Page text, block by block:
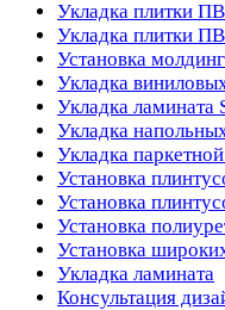
Укладка плитки
Укладка плитки
Установка
Укладка
Укладка ламината
Укладка
Укладка
Установка
Установка
Установка
Установка
Укладка ламината
Консультация